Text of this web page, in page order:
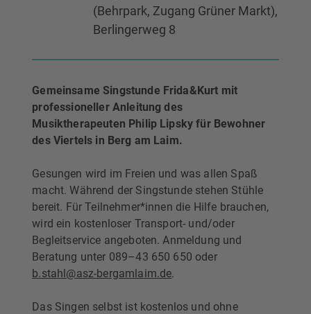
(Behrpark, Zugang Grüner Markt),
Berlingerweg 8
Gemeinsame Singstunde Frida&Kurt mit
professioneller Anleitung des
Musiktherapeuten Philip Lipsky für Bewohner
des Viertels in Berg am Laim.
Gesungen wird im Freien und was allen Spaß
macht. Während der Singstunde stehen Stühle
bereit. Für Teilnehmer*innen die Hilfe brauchen,
wird ein kostenloser Transport- und/oder
Begleitservice angeboten. Anmeldung und
Beratung unter 089–43 650 650 oder
b.stahl@asz-bergamlaim.de.
Das Singen selbst ist kostenlos und ohne